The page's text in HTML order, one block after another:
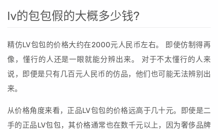
lv的包包假的大概多少钱?
精仿LV包包的价格大约在2000元人民币左右。 即使仿制得再
像，懂行的人还是一眼就能分辨出来。 对于不太懂行的人来
说，即便是只有几百元人民币的仿品，他们也可能无法辨别出
来。
从价格角度来看，正品LV包包的价格远高于几十元。即使是二
手的正品LV包包，其价格通常也在数千元以上，因为奢侈品牌